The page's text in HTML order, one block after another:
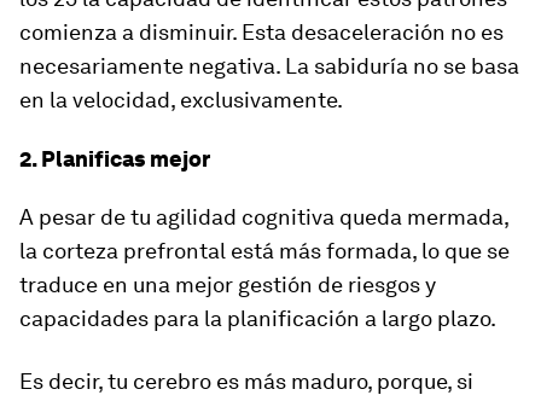
comienza a disminuir. Esta desaceleración no es
necesariamente negativa. La sabiduría no se basa
en la velocidad, exclusivamente.
2. Planificas mejor
A pesar de tu agilidad cognitiva queda mermada,
la corteza prefrontal está más formada, lo que se
traduce en una mejor gestión de riesgos y
capacidades para la planificación a largo plazo.
Es decir, tu cerebro es más maduro, porque, si